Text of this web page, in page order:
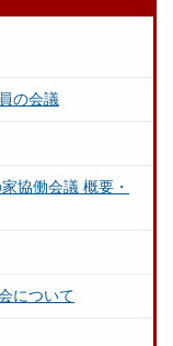
の会議
協働会議 概要・
について